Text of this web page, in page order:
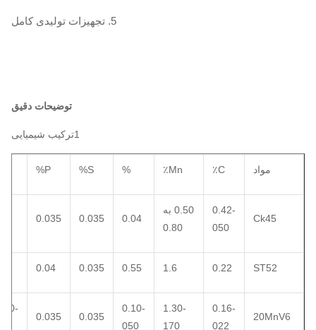
5. تجهیزات تولیدی کامل
توضیحات دقیق
1ترکیب شیمیایی
مواد C٪ Mn٪ %
S%
P%
Ck45
0.42-
050
0.50 به
0.80
0.04
0.035
0.035
ST52
0.22
1.6
0.55
0.035
0.04
20MnV6
0.16-
022
1.30-
170
0.10-
050
0.035
0.035